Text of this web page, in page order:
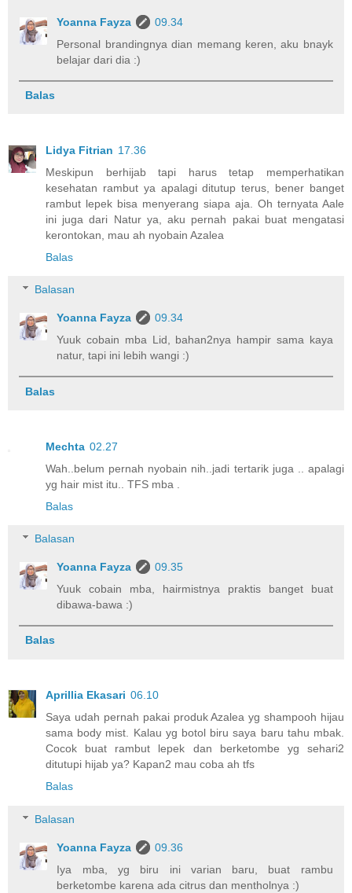
Yoanna Fayza
09.34
Personal brandingnya dian memang keren, aku bnayk
belajar dari dia :)
Balas
Lidya Fitrian 17.36
Meskipun berhijab tapi harus tetap memperhatikan
kesehatan rambut ya apalagi ditutup terus, bener banget
rambut lepek bisa menyerang siapa aja. Oh ternyata Aale
ini juga dari Natur ya, aku pernah pakai buat mengatasi
kerontokan, mau ah nyobain Azalea
Balas
Balasan
Yoanna Fayza
09.34
Yuuk cobain mba Lid, bahan2nya hampir sama kaya
natur, tapi ini lebih wangi :)
Balas
Mechta 02.27
Wah..belum pernah nyobain nih..jadi tertarik juga .. apalagi
yg hair mist itu.. TFS mba .
Balas
Balasan
Yoanna Fayza
09.35
Yuuk cobain mba, hairmistnya praktis banget buat
dibawa-bawa :)
Balas
Aprillia Ekasari 06.10
Saya udah pernah pakai produk Azalea yg shampooh hijau
sama body mist. Kalau yg botol biru saya baru tahu mbak.
Cocok buat rambut lepek dan berketombe yg sehari2
ditutupi hijab ya? Kapan2 mau coba ah tfs
Balas
Balasan
Yoanna Fayza
09.36
Iya mba, yg biru ini varian baru, buat rambu
berketombe karena ada citrus dan mentholnya :)